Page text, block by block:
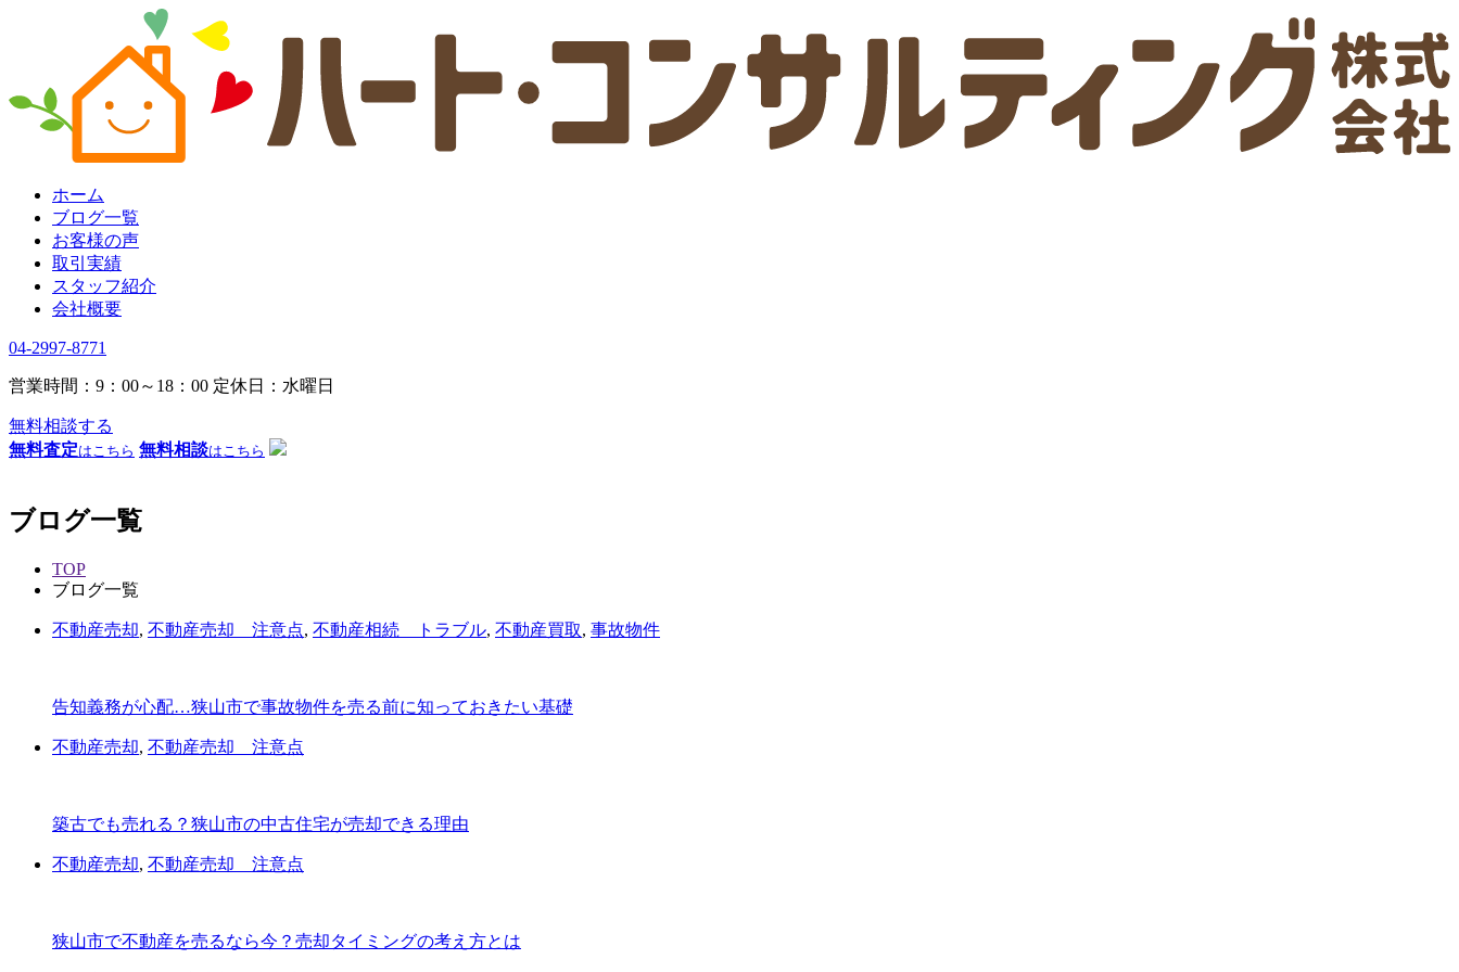
ホーム
ブログ一覧
お客様の声
取引実績
スタッフ紹介
会社概要
04-2997-8771
営業時間：9：00～18：00 定休日：水曜日
無料相談する
無料査定はこちら 無料相談はこちら
ブログ一覧
TOP
ブログ一覧
不動産売却, 不動産売却 注意点, 不動産相続 トラブル, 不動産買取, 事故物件
告知義務が心配…狭山市で事故物件を売る前に知っておきたい基礎
不動産売却, 不動産売却 注意点
築古でも売れる？狭山市の中古住宅が売却できる理由
不動産売却, 不動産売却 注意点
狭山市で不動産を売るなら今？売却タイミングの考え方とは